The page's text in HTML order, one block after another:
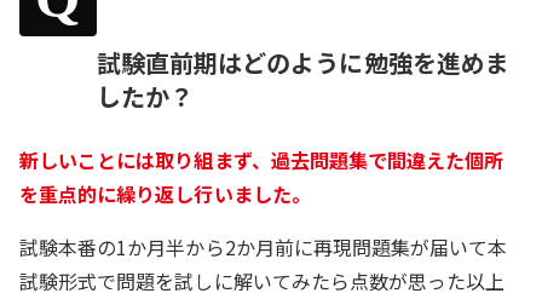
試験直前期はどのように勉強を進めま
したか？
新しいことには取り組まず、過去問題集で間違えた個所
を重点的に繰り返し行いました。
試験本番の1か月半から2か月前に再現問題集が届いて本
試験形式で問題を試しに解いてみたら点数が思った以上